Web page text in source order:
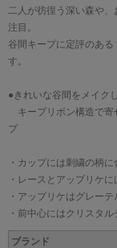
二人が彷徨う深い森や
注目。
谷間キープに定評のあ
す。
●きれいな谷間をメイク
キープリボン構造で寄
プ
・カップには刺繍の柄
・レースとアップリケ
・アップリケはグレー
・前中心にはクリスタル
ブランド